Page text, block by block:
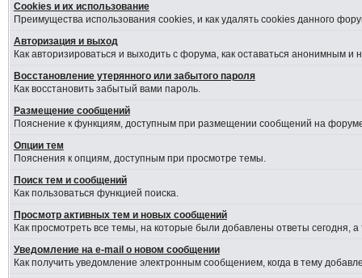
Cookies и их использование
Преимущества использования cookies, и как удалять cookies данного
Авторизация и выход
Как авторизироваться и выходить с форума, как оставаться анонимным
Восстановление утерянного или забытого пароля
Как восстановить забытый вами пароль.
Размещение сообщений
Пояснение к функциям, доступным при размещении сообщений на
Опции тем
Пояснения к опциям, доступным при просмотре темы.
Поиск тем и сообщений
Как пользоваться функцией поиска.
Просмотр активных тем и новых сообщений
Как просмотреть все темы, на которые были добавлены ответы сегодня,
Уведомление на е-mail о новом сообщении
Как получить уведомление электронным сообщением, когда в тему